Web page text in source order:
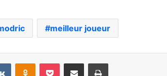
meilleur joueur
VKontakteOdnoklassniki
Pocket Partager par email Imprimer